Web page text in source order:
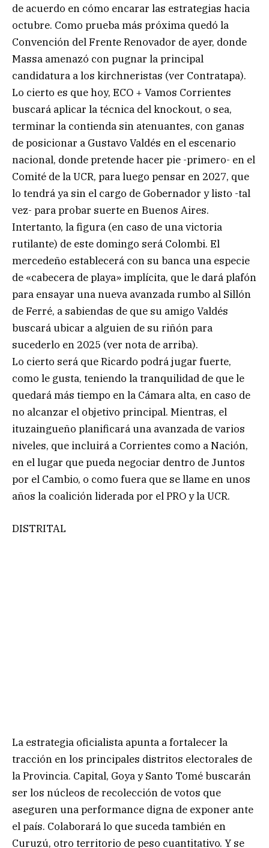
de acuerdo en cómo encarar las estrategias hacia
octubre. Como prueba más próxima quedó la
Convención del Frente Renovador de ayer, donde
Massa amenazó con pugnar la principal
candidatura a los kirchneristas (ver Contratapa).
Lo cierto es que hoy, ECO + Vamos Corrientes
buscará aplicar la técnica del knockout, o sea,
terminar la contienda sin atenuantes, con ganas
de posicionar a Gustavo Valdés en el escenario
nacional, donde pretende hacer pie -primero- en el
Comité de la UCR, para luego pensar en 2027, que
lo tendrá ya sin el cargo de Gobernador y listo -tal
vez- para probar suerte en Buenos Aires.
Intertanto, la figura (en caso de una victoria
rutilante) de este domingo será Colombi. El
mercedeño establecerá con su banca una especie
de «cabecera de playa» implícita, que le dará plafón
para ensayar una nueva avanzada rumbo al Sillón
de Ferré, a sabiendas de que su amigo Valdés
buscará ubicar a alguien de su riñón para
sucederlo en 2025 (ver nota de arriba).
Lo cierto será que Ricardo podrá jugar fuerte,
como le gusta, teniendo la tranquilidad de que le
quedará más tiempo en la Cámara alta, en caso de
no alcanzar el objetivo principal. Mientras, el
ituzaingueño planificará una avanzada de varios
niveles, que incluirá a Corrientes como a Nación,
en el lugar que pueda negociar dentro de Juntos
por el Cambio, o como fuera que se llame en unos
años la coalición liderada por el PRO y la UCR.
DISTRITAL
La estrategia oficialista apunta a fortalecer la
tracción en los principales distritos electorales de
la Provincia. Capital, Goya y Santo Tomé buscarán
ser los núcleos de recolección de votos que
aseguren una performance digna de exponer ante
el país. Colaborará lo que suceda también en
Curuzú, otro territorio de peso cuantitativo. Y se